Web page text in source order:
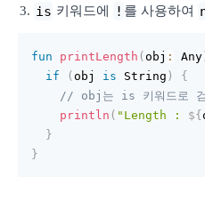
is 키워드에 ! 를 사용하여
fun printLength ( obj : Any
if
( obj is String )
{
// obj는 is 키워드로 검
println ( "Length : ${
}
}